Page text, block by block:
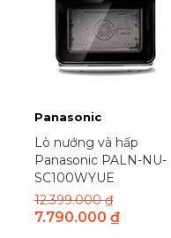
Daikiosan(51)
Dera (0)
Ecovacs(1)
Elmich (53)
Ferroli(6)
Funiki (22)
Galanz
(7)
GDTIMES(1)
Panasonic
Lò nướng và hấp
Panasonic PALN-NU-
SC100WYUE
12.399.000₫
7.790.000 ₫